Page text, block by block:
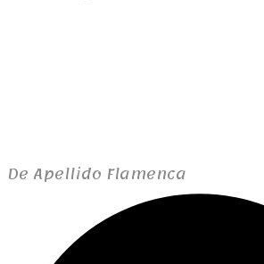
De Apellido Flamenca